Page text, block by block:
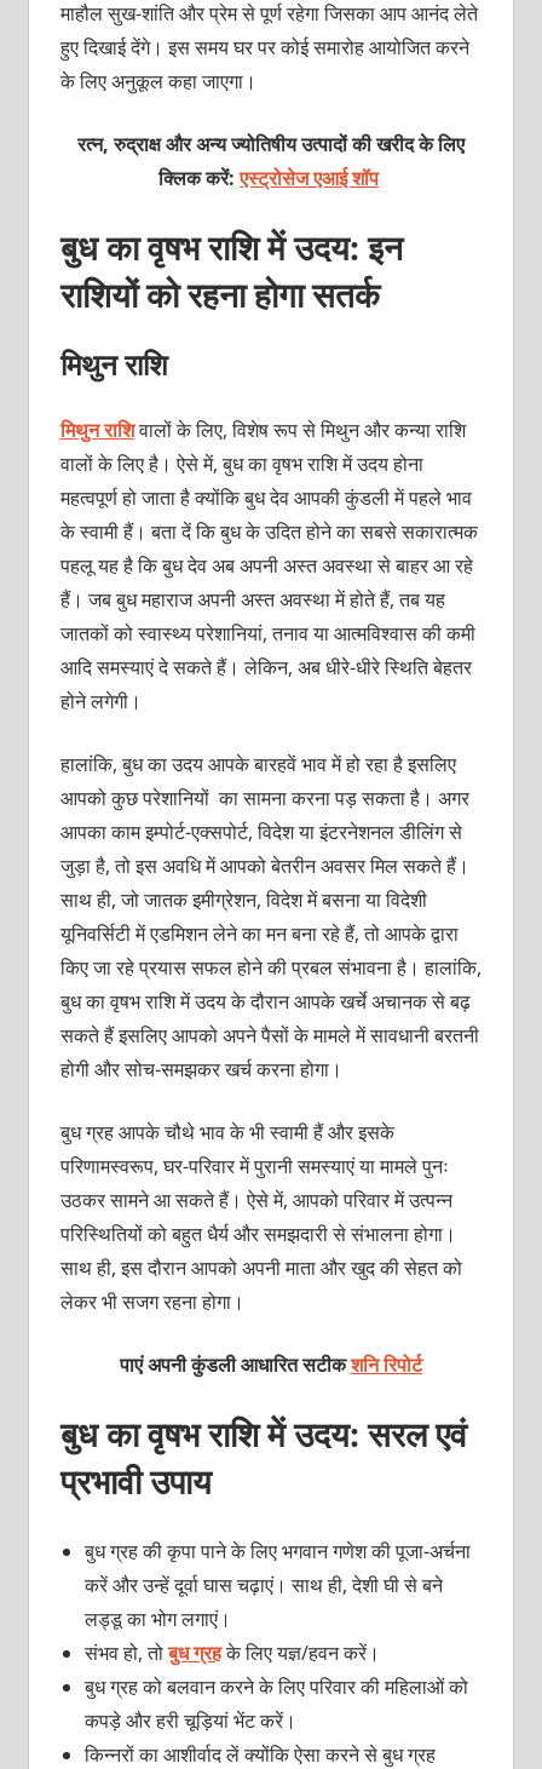
माहौल सुख-शांति और प्रेम से पूर्ण रहेगा जिसका आप आनंद लेते
हुए दिखाई देंगे। इस समय घर पर कोई समारोह आयोजित करने
के लिए अनुकूल कहा जाएगा।
रत्न, रुद्राक्ष और अन्य ज्योतिषीय उत्पादों की खरीद के लिए
क्लिक करें:एस्ट्रोसेज एआई शॉप
बुध का वृषभ राशि में उदय: इन
राशियों को रहना होगा सतर्क
मिथुन राशि
मिथुन राशिवालों के लिए, विशेष रूप से मिथुन और कन्या राशि
वालों के लिए है। ऐसे में, बुध का वृषभ राशि में उदय होना
महत्वपूर्ण हो जाता है क्योंकि बुध देव आपकी कुंडली में पहले भाव
के स्वामी हैं। बता दें कि बुध के उदित होने का सबसे सकारात्मक
पहलू यह है कि बुध देव अब अपनी अस्त अवस्था से बाहर आ रहे
हैं। जब बुध महाराज अपनी अस्त अवस्था में होते हैं, तब यह
जातकों को स्वास्थ्य परेशानियां, तनाव या आत्मविश्वास की कमी
आदि समस्याएं दे सकते हैं। लेकिन, अब धीरे-धीरे स्थिति बेहतर
होने लगेगी।
हालांकि, बुध का उदय आपके बारहवें भाव में हो रहा है इसलिए
आपको कुछ परेशानियों का सामना करना पड़ सकता है। अगर
आपका काम इम्पोर्ट-एक्सपोर्ट, विदेश या इंटरनेशनल डीलिंग से
जुड़ा है, तो इस अवधि में आपको बेतरीन अवसर मिल सकते हैं।
साथ ही, जो जातक इमीग्रेशन, विदेश में बसना या विदेशी
यूनिवर्सिटी में एडमिशन लेने का मन बना रहे हैं, तो आपके द्वारा
किए जा रहे प्रयास सफल होने की प्रबल संभावना है। हालांकि,
बुध का वृषभ राशि में उदय के दौरान आपके खर्चे अचानक से बढ़
सकते हैं इसलिए आपको अपने पैसों के मामले में सावधानी बरतनी
होगी और सोच-समझकर खर्च करना होगा।
बुध ग्रह आपके चौथे भाव के भी स्वामी हैं और इसके
परिणामस्वरूप, घर-परिवार में पुरानी समस्याएं या मामले पुनः
उठकर सामने आ सकते हैं। ऐसे में, आपको परिवार में उत्पन्न
परिस्थितियों को बहुत धैर्य और समझदारी से संभालना होगा।
साथ ही, इस दौरान आपको अपनी माता और खुद की सेहत को
लेकर भी सजग रहना होगा।
पाएं अपनी कुंडली आधारित सटीकशनि रिपोर्ट
बुध का वृषभ राशि में उदय: सरल एवं
प्रभावी उपाय
बुध ग्रह की कृपा पाने के लिए भगवान गणेश की पूजा-अर्चना
करें और उन्हें दूर्वा घास चढ़ाएं। साथ ही, देशी घी से बने
लड्डू का भोग लगाएं।
संभव हो, तोबुध ग्रहके लिए यज्ञ/हवन करें।
बुध ग्रह को बलवान करने के लिए परिवार की महिलाओं को
कपड़े और हरी चूड़ियां भेंट करें।
किन्नरों का आशीर्वाद लें क्योंकि ऐसा करने से बुध ग्रह